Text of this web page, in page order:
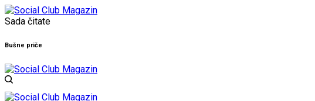
Sada čitate
Bušne priče